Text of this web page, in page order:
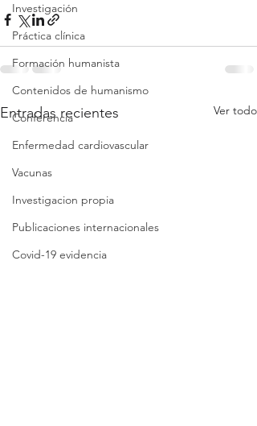
Investigación
Práctica clínica
Formación humanista
Contenidos de humanismo
Conferencia
Enfermedad cardiovascular
Vacunas
Investigacion propia
Publicaciones internacionales
Covid-19 evidencia
Entradas recientes Ver todo